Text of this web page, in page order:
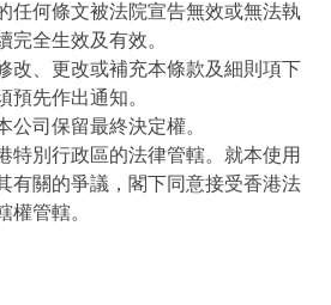
任何條文被法院宣告無效或無法執
完全生效及有效。
改、更改或補充本條款及細則項下
預先作出通知。
公司保留最終決定權。
特別行政區的法律管轄。就本使用
有關的爭議，閣下同意接受香港法
權管轄。